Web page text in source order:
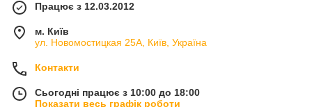
Працює з 12.03.2012
м. Київ
ул. Новомостицкая 25А, Київ, Україна
Контакти
Сьогодні працює з 10:00 до 18:00
Показати весь графік роботи